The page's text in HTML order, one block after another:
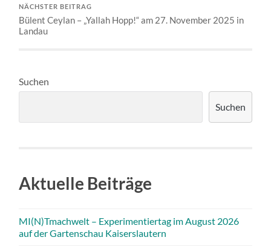
NÄCHSTER BEITRAG
Bülent Ceylan – „Yallah Hopp!“ am 27. November 2025 in
Landau
Suchen
Suchen
Aktuelle Beiträge
MI(N)Tmachwelt – Experimentiertag im August 2026
auf der Gartenschau Kaiserslautern